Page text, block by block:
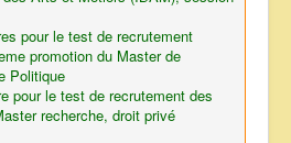
pour le test de recrutement
promotion du Master de
Politique
pour le test de recrutement des
recherche, droit privé